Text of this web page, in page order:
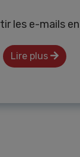
les e-mails en
Lire plus